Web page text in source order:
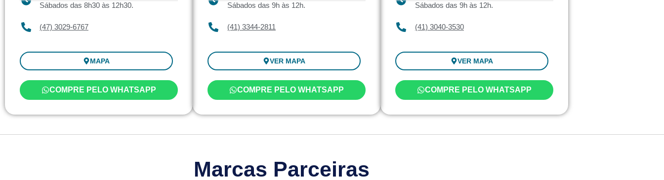
Sábados das 8h30 às 12h30.
(47) 3029-6767
MAPA
COMPRE PELO WHATSAPP
Sábados das 9h às 12h.
(41) 3344-2811
VER MAPA
COMPRE PELO WHATSAPP
Sábados das 9h às 12h.
(41) 3040-3530
VER MAPA
COMPRE PELO WHATSAPP
Marcas Parceiras